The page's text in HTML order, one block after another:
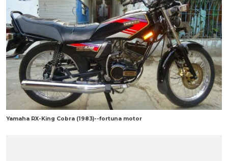
Yamaha RX-King Cobra (1983)--fortuna motor